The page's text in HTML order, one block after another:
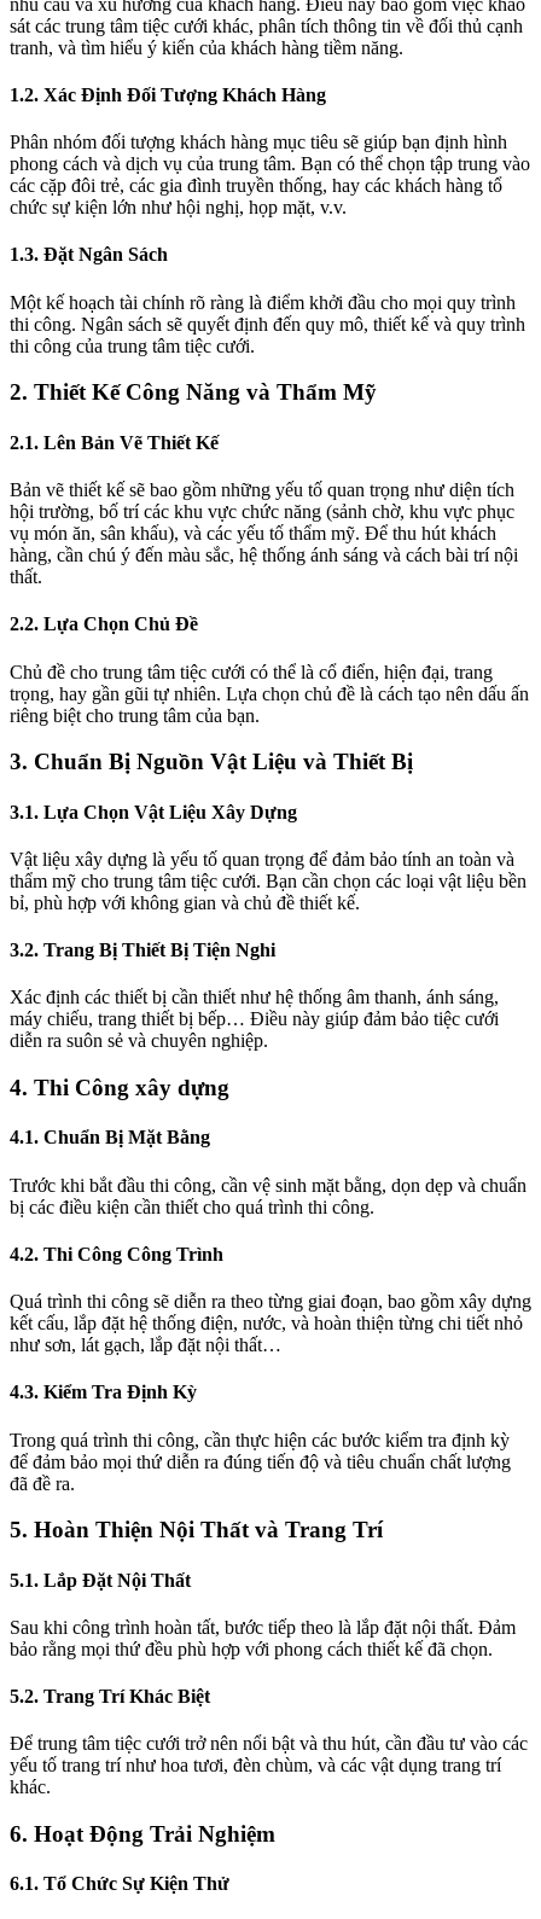
sát các trung tâm tiệc cưới khác, phân tích thông tin về đối thủ cạnh
tranh, và tìm hiểu ý kiến của khách hàng tiềm năng.
1.2. Xác Định Đối Tượng Khách Hàng
Phân nhóm đối tượng khách hàng mục tiêu sẽ giúp bạn định hình
phong cách và dịch vụ của trung tâm. Bạn có thể chọn tập trung vào
các cặp đôi trẻ, các gia đình truyền thống, hay các khách hàng tổ
chức sự kiện lớn như hội nghị, họp mặt, v.v.
1.3. Đặt Ngân Sách
Một kế hoạch tài chính rõ ràng là điểm khởi đầu cho mọi quy trình
thi công. Ngân sách sẽ quyết định đến quy mô, thiết kế và quy trình
thi công của trung tâm tiệc cưới.
2. Thiết Kế Công Năng và Thẩm Mỹ
2.1. Lên Bản Vẽ Thiết Kế
Bản vẽ thiết kế sẽ bao gồm những yếu tố quan trọng như diện tích
hội trường, bố trí các khu vực chức năng (sảnh chờ, khu vực phục
vụ món ăn, sân khấu), và các yếu tố thẩm mỹ. Để thu hút khách
hàng, cần chú ý đến màu sắc, hệ thống ánh sáng và cách bài trí nội
thất.
2.2. Lựa Chọn Chủ Đề
Chủ đề cho trung tâm tiệc cưới có thể là cổ điển, hiện đại, trang
trọng, hay gần gũi tự nhiên. Lựa chọn chủ đề là cách tạo nên dấu ấn
riêng biệt cho trung tâm của bạn.
3. Chuẩn Bị Nguồn Vật Liệu và Thiết Bị
3.1. Lựa Chọn Vật Liệu Xây Dựng
Vật liệu xây dựng là yếu tố quan trọng để đảm bảo tính an toàn và
thẩm mỹ cho trung tâm tiệc cưới. Bạn cần chọn các loại vật liệu bền
bỉ, phù hợp với không gian và chủ đề thiết kế.
3.2. Trang Bị Thiết Bị Tiện Nghi
Xác định các thiết bị cần thiết như hệ thống âm thanh, ánh sáng,
máy chiếu, trang thiết bị bếp… Điều này giúp đảm bảo tiệc cưới
diễn ra suôn sẻ và chuyên nghiệp.
4. Thi Công xây dựng
4.1. Chuẩn Bị Mặt Bằng
Trước khi bắt đầu thi công, cần vệ sinh mặt bằng, dọn dẹp và chuẩn
bị các điều kiện cần thiết cho quá trình thi công.
4.2. Thi Công Công Trình
Quá trình thi công sẽ diễn ra theo từng giai đoạn, bao gồm xây dựng
kết cấu, lắp đặt hệ thống điện, nước, và hoàn thiện từng chi tiết nhỏ
như sơn, lát gạch, lắp đặt nội thất…
4.3. Kiểm Tra Định Kỳ
Trong quá trình thi công, cần thực hiện các bước kiểm tra định kỳ
để đảm bảo mọi thứ diễn ra đúng tiến độ và tiêu chuẩn chất lượng
đã đề ra.
5. Hoàn Thiện Nội Thất và Trang Trí
5.1. Lắp Đặt Nội Thất
Sau khi công trình hoàn tất, bước tiếp theo là lắp đặt nội thất. Đảm
bảo rằng mọi thứ đều phù hợp với phong cách thiết kế đã chọn.
5.2. Trang Trí Khác Biệt
Để trung tâm tiệc cưới trở nên nổi bật và thu hút, cần đầu tư vào các
yếu tố trang trí như hoa tươi, đèn chùm, và các vật dụng trang trí
khác.
6. Hoạt Động Trải Nghiệm
6.1. Tổ Chức Sự Kiện Thử